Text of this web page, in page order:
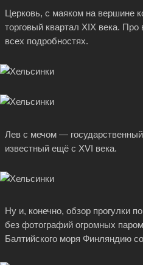
Церковь, с маяком на вершине
торговый квартал XIX века.
всех подробностях.
Лев с мечом —
известный ещё с XVI века.
Ну и, конечно, обзор прогулки
без фотографий огромных
Балтийского моря Финляндию